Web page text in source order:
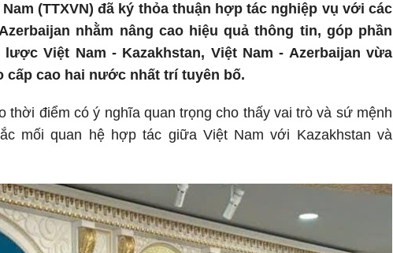
(TTXVN) đã ký thỏa thuận hợp tác nghiệp vụ với các
nhằm nâng cao hiệu quả thông tin, góp phần
Việt Nam - Kazakhstan, Việt Nam - Azerbaijan vừa
cao hai nước nhất trí tuyên bố.
thời điểm có ý nghĩa quan trọng cho thấy vai trò và sứ mệnh
mối quan hệ hợp tác giữa Việt Nam với Kazakhstan và